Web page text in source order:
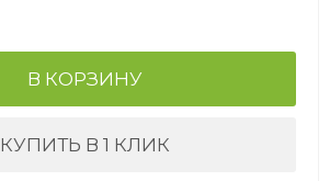
В КОРЗИНУ
КУПИТЬ В 1 КЛИК